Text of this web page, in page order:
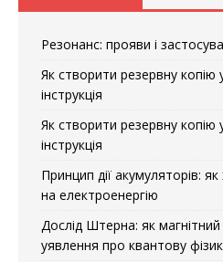
Резонанс: прояви і
Як створити резервну копію
інструкція
Як створити резервну копію
інструкція
Принцип дії акумуляторів:
на електроенергію
Дослід Штерна: як
уявлення про квантову